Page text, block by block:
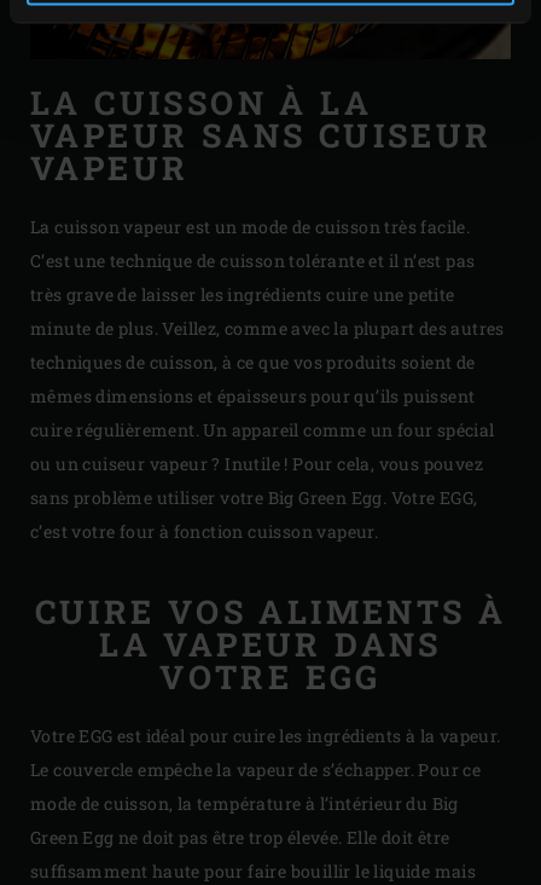
LA CUISSON À LA
VAPEUR SANS CUISEUR
VAPEUR
La cuisson vapeur est un mode de cuisson très facile.
C’est une technique de cuisson tolérante et il n’est pas
très grave de laisser les ingrédients cuire une petite
minute de plus. Veillez, comme avec la plupart des autres
techniques de cuisson, à ce que vos produits soient de
mêmes dimensions et épaisseurs pour qu’ils puissent
cuire régulièrement. Un appareil comme un four spécial
ou un cuiseur vapeur ? Inutile ! Pour cela, vous pouvez
sans problème utiliser votre Big Green Egg. Votre EGG,
c’est votre four à fonction cuisson vapeur.
CUIRE VOS ALIMENTS À
LA VAPEUR DANS
VOTRE EGG
Votre EGG est idéal pour cuire les ingrédients à la vapeur.
Le couvercle empêche la vapeur de s’échapper. Pour ce
mode de cuisson, la température à l’intérieur du Big
Green Egg ne doit pas être trop élevée. Elle doit être
suffisamment haute pour faire bouillir le liquide mais